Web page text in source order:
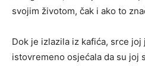
svojim životom, čak i ako to
Dok je izlazila iz kafića, srce
istovremeno osjećala da su joj